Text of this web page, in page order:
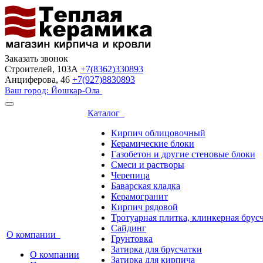
Заказать звонок
Строителей, 103А +7(8362)330893
Анциферова, 46 +7(927)8830893
Ваш город: Йошкар-Ола
О компании
О компании
Каталог
Кирпич облицовочный
Керамические блоки
Газобетон и другие стеновые блоки
Смеси и растворы
Черепица
Баварская кладка
Керамогранит
Кирпич рядовой
Тротуарная плитка, клинкерная
Сайдинг
Грунтовка
Затирка для брусчатки
Затирка для кирпича